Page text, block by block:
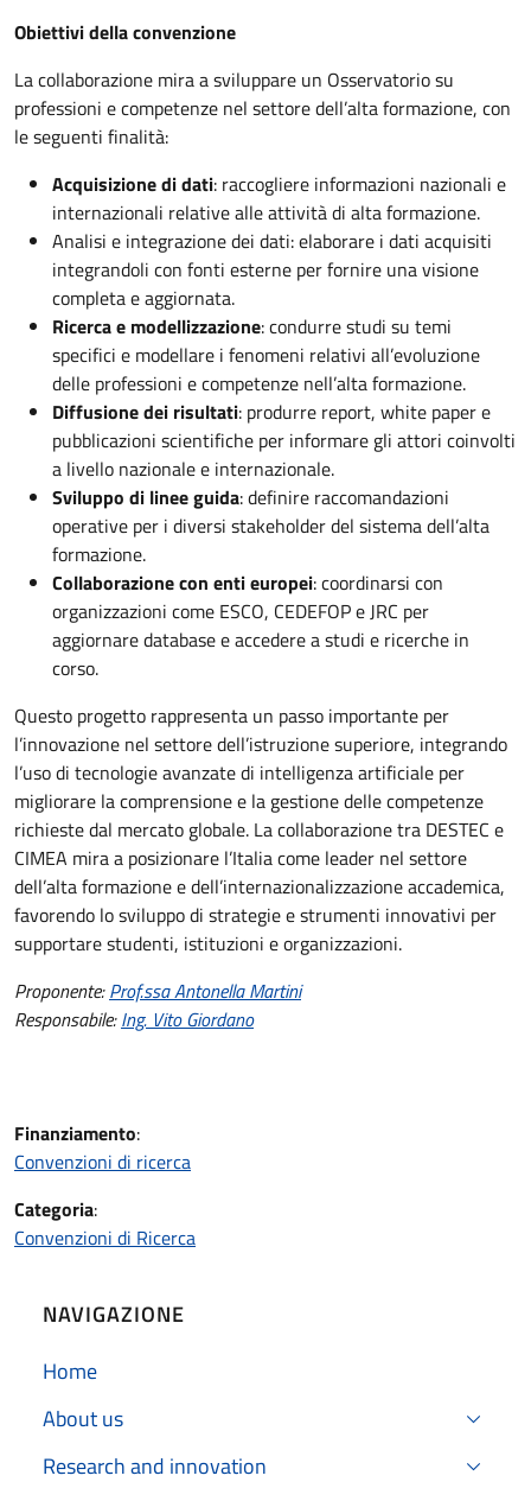
Obiettivi della convenzione
La collaborazione mira a sviluppare un Osservatorio su
professioni e competenze nel settore dell’alta formazione, con
le seguenti finalità:
Acquisizione di dati: raccogliere informazioni nazionali e
internazionali relative alle attività di alta formazione.
Analisi e integrazione dei dati: elaborare i dati acquisiti
integrandoli con fonti esterne per fornire una visione
completa e aggiornata.
Ricerca e modellizzazione: condurre studi su temi
specifici e modellare i fenomeni relativi all’evoluzione
delle professioni e competenze nell’alta formazione.
Diffusione dei risultati: produrre report, white paper e
pubblicazioni scientifiche per informare gli attori coinvolti
a livello nazionale e internazionale.
Sviluppo di linee guida: definire raccomandazioni
operative per i diversi stakeholder del sistema dell’alta
formazione.
Collaborazione con enti europei: coordinarsi con
organizzazioni come ESCO, CEDEFOP e JRC per
aggiornare database e accedere a studi e ricerche in
corso.
Questo progetto rappresenta un passo importante per
l’innovazione nel settore dell’istruzione superiore, integrando
l’uso di tecnologie avanzate di intelligenza artificiale per
migliorare la comprensione e la gestione delle competenze
richieste dal mercato globale. La collaborazione tra DESTEC e
CIMEA mira a posizionare l’Italia come leader nel settore
dell’alta formazione e dell’internazionalizzazione accademica,
favorendo lo sviluppo di strategie e strumenti innovativi per
supportare studenti, istituzioni e organizzazioni.
Proponente:Prof.ssa Antonella Martini
Responsabile:Ing. Vito Giordano
Finanziamento:
Convenzioni di ricerca
Categoria:
Convenzioni di Ricerca
NAVIGAZIONE
Home
About us
Research and innovation